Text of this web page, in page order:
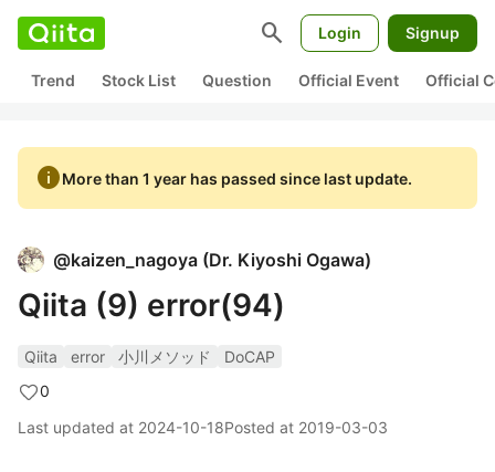
search Login Signup
Trend Stock List Question Official Event Official
infoMore than 1 year has passed since last update.
@kaizen_nagoya (Dr. Kiyoshi Ogawa)
Qiita (9) error(94)
Qiita error 小川メソッド
DoCAP
0
Last updated at 2024-10-18Posted at 2019-03-03